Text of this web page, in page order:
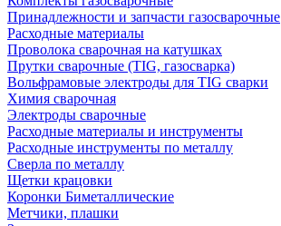
Принадлежности и запчасти газосварочные
Расходные материалы
Проволока сварочная на катушках
Прутки сварочные (TIG, газосварка)
Вольфрамовые электроды для TIG сварки
Химия сварочная
Электроды сварочные
Расходные материалы и инструменты
Расходные инструменты по металлу
Сверла по металлу
Щетки крацовки
Коронки Биметаллические
Метчики, плашки